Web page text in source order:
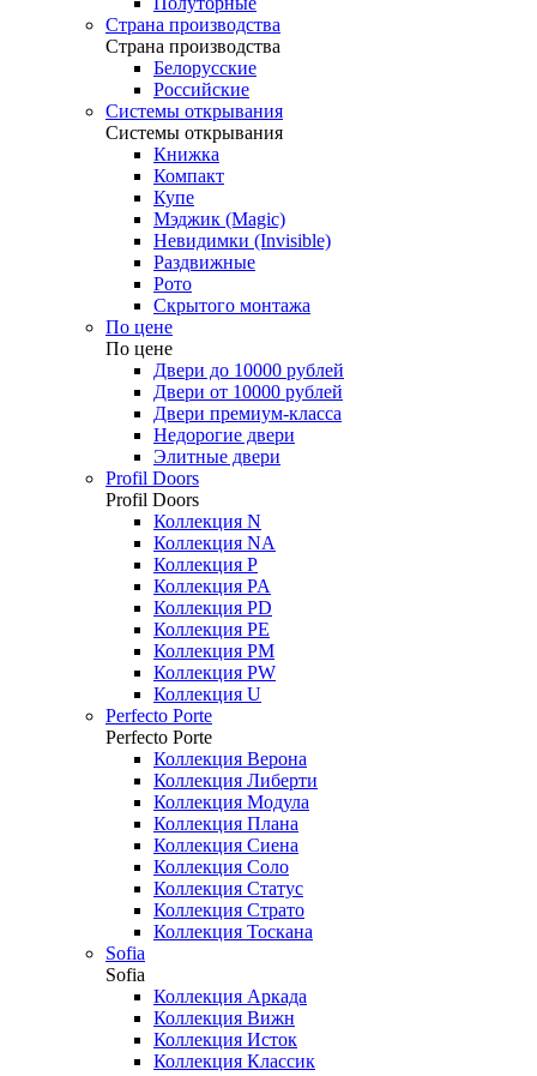
Страна производства
Страна производства
Белорусские
Российские
Системы открывания
Системы открывания
Книжка
Компакт
Купе
Мэджик (Magic)
Невидимки (Invisible)
Раздвижные
Рото
Скрытого монтажа
По цене
По цене
Двери до 10000 рублей
Двери от 10000 рублей
Двери премиум-класса
Недорогие двери
Элитные двери
Profil Doors
Profil Doors
Коллекция N
Коллекция NA
Коллекция P
Коллекция PA
Коллекция PD
Коллекция PE
Коллекция PM
Коллекция PW
Коллекция U
Perfecto Porte
Perfecto Porte
Коллекция Верона
Коллекция Либерти
Коллекция Модула
Коллекция Плана
Коллекция Сиена
Коллекция Соло
Коллекция Статус
Коллекция Страто
Коллекция Тоскана
Sofia
Sofia
Коллекция Аркада
Коллекция Вижн
Коллекция Исток
Коллекция Классик